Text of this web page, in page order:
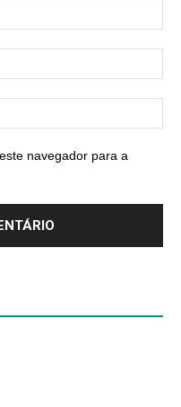
navegador para a